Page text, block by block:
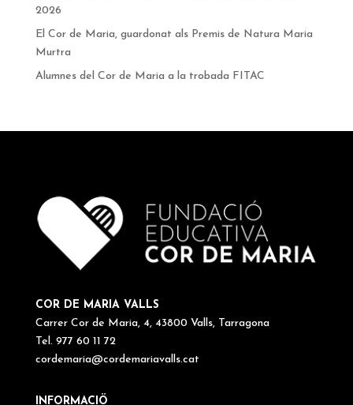
2026
El Cor de Maria, guardonat als Premis de Natura Maria
Murtra
Alumnes del Cor de Maria a la trobada FITAC
COR DE MARIA VALLS
Carrer Cor de Maria, 4, 43800 Valls, Tarragona
Tel. 977 60 11 72
cordemaria@cordemariavalls.cat
INFORMACIÖ